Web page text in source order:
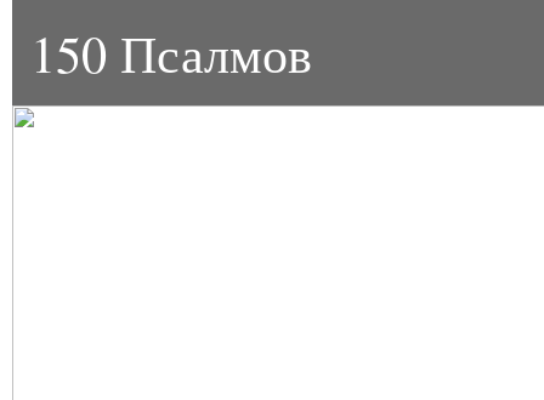
150 Псалмов